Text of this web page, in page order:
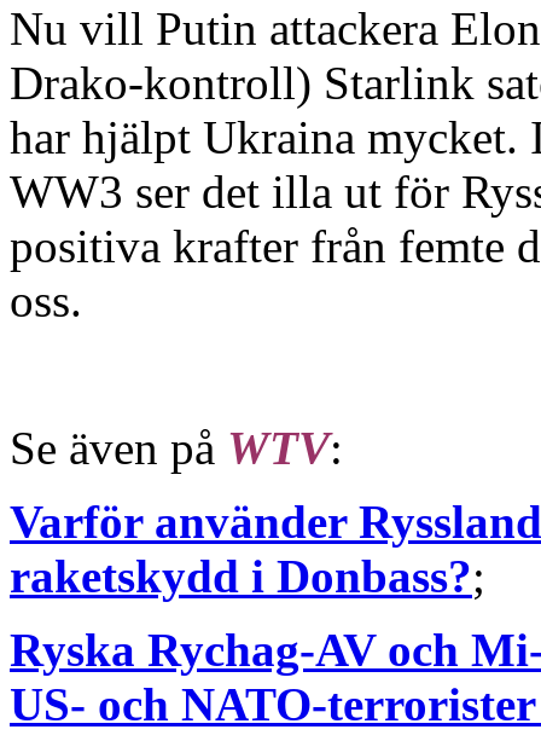
Nu vill Putin attackera
Drako-kontroll) Starlink
har hjälpt Ukraina
WW3 ser det illa ut för
positiva krafter från femte
oss.
Se även på WTV:
Varför använder
raketskydd i Donbass?;
Ryska Rychag-AV och
US- och NATO-